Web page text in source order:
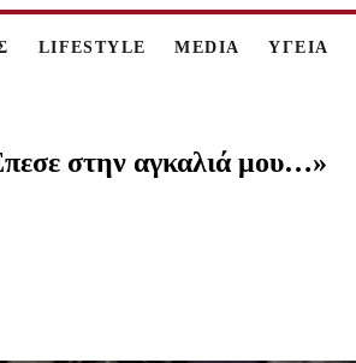
LIFESTYLE MEDIA ΥΓΕΙΑ
στην αγκαλιά μου…»